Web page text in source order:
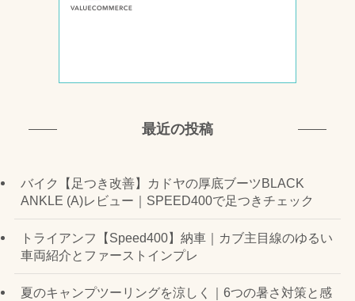
最近の投稿
バイク【足つき改善】カドヤの厚底ブーツBLACK
ANKLE (A)レビュー｜SPEED400で足つきチェック
トライアンフ【Speed400】納車｜カブ主目線のゆるい
車両紹介とファーストインプレ
夏のキャンプツーリングを涼しく｜6つの暑さ対策と感